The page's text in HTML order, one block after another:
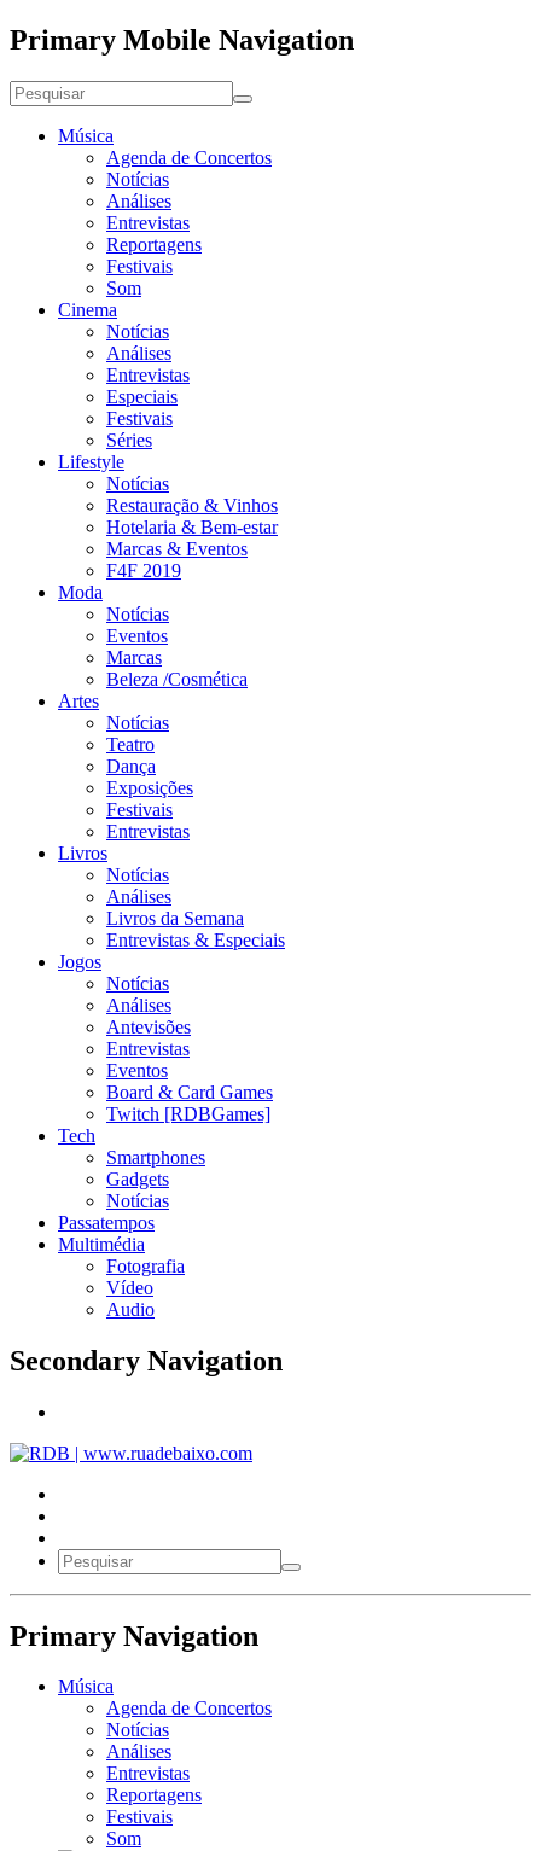
Primary Mobile Navigation
Música
Agenda de Concertos
Notícias
Análises
Entrevistas
Reportagens
Festivais
Som
Cinema
Notícias
Análises
Entrevistas
Especiais
Festivais
Séries
Lifestyle
Notícias
Restauração & Vinhos
Hotelaria & Bem-estar
Marcas & Eventos
F4F 2019
Moda
Notícias
Eventos
Marcas
Beleza /Cosmética
Artes
Notícias
Teatro
Dança
Exposições
Festivais
Entrevistas
Livros
Notícias
Análises
Livros da Semana
Entrevistas & Especiais
Jogos
Notícias
Análises
Antevisões
Entrevistas
Eventos
Board & Card Games
Twitch [RDBGames]
Tech
Smartphones
Gadgets
Notícias
Passatempos
Multimédia
Fotografia
Vídeo
Audio
Secondary Navigation
Primary Navigation
Música
Agenda de Concertos
Notícias
Análises
Entrevistas
Reportagens
Festivais
Som